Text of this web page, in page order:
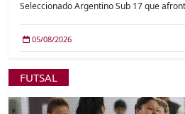
Seleccionado Argentino Sub 17 que
05/08/2026
FUTSAL